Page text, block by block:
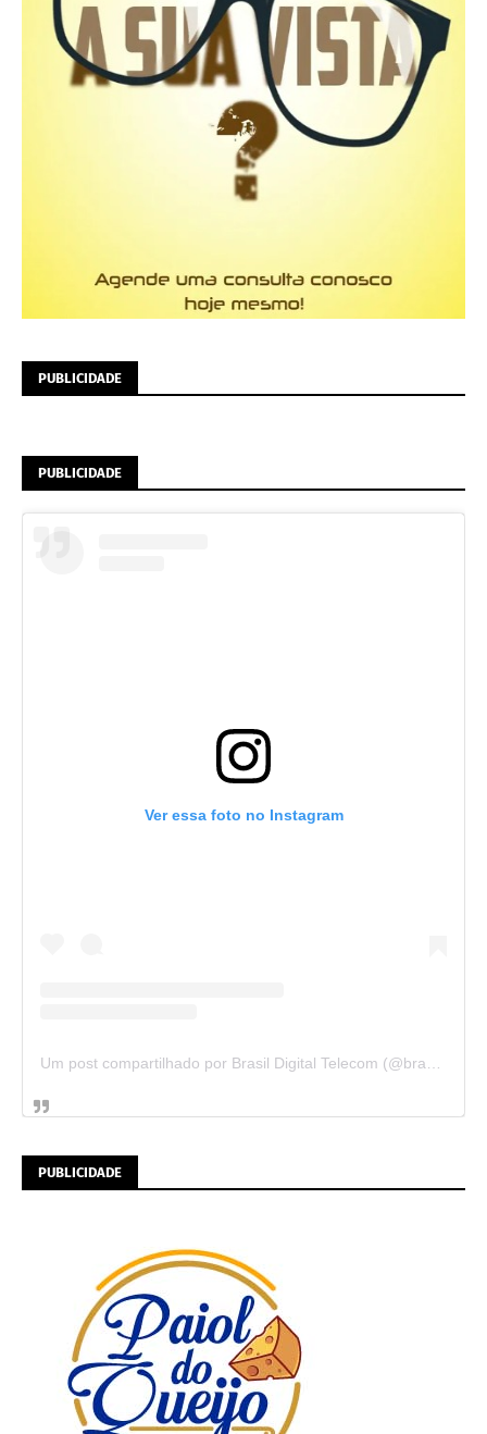
PUBLICIDADE
PUBLICIDADE
Ver essa foto no Instagram
PUBLICIDADE